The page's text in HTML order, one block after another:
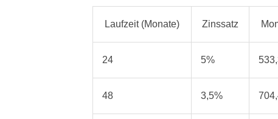
Laufzeit (Monate) Zinssatz
24 5%
48 3,5%